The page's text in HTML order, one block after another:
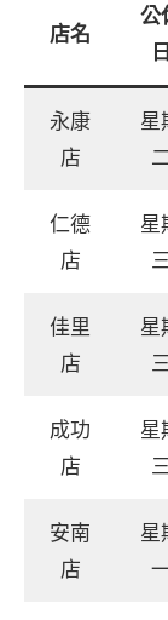
店名
公
日
永康
店
星
仁德
店
星
佳里
店
星
成功
店
星
安南
店
星